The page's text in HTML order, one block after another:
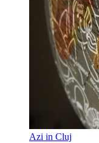
Azi in Cluj